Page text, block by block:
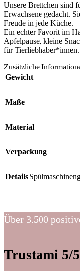
Unsere Brettchen sind
Erwachsene gedacht.
Freude in jede Küche.
Ein echter Favorit im
Apfelpause, kleine
für Tierliebhaber*innen.
Zusätzliche
Gewicht
Maße
Material
Verpackung
Details
Über 3.500
Trustami 5/5